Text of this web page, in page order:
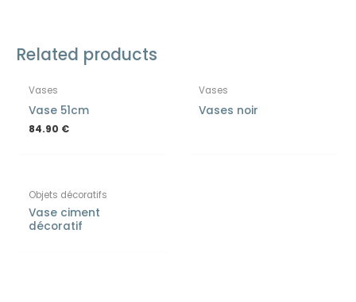
Related products
Vases
Vase 51cm
84.90 €
Vases
Vases noir
Objets décoratifs
Vase ciment
décoratif